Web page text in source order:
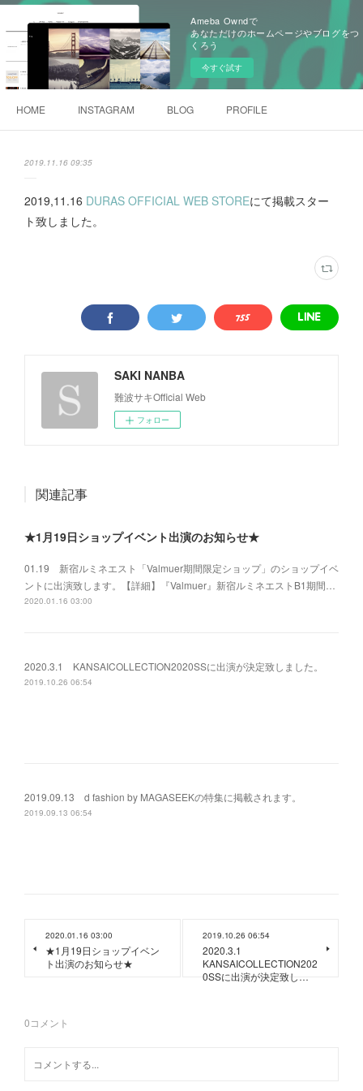
Ameba Owndで
あなただけのホームページやブログをつ
くろう
今すぐ試す
HOME INSTAGRAM BLOG PROFILE
2019.11.16 09:35
2019,11.16 DURAS OFFICIAL WEB STOREにて掲載スター
ト致しました。
SAKI NANBA
難波サキOfficial Web
フォロー
関連記事
★1月19日ショップイベント出演のお知らせ★
01.19 新宿ルミネエスト「Valmuer期間限定ショップ」のショップイベ
ントに出演致します。【詳細】『Valmuer』新宿ルミネエストB1期間…
2020.01.16 03:00
2020.3.1 KANSAICOLLECTION2020SSに出演が決定致しました。
2019.10.26 06:54
2019.09.13 d fashion by MAGASEEKの特集に掲載されます。
2019.09.13 06:54
2020.01.16 03:00
★1月19日ショップイベン
ト出演のお知らせ★
2019.10.26 06:54
2020.3.1
KANSAICOLLECTION202
0SSに出演が決定致し…
0コメント